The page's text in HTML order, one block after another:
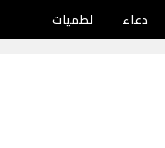
دعاء لطميات